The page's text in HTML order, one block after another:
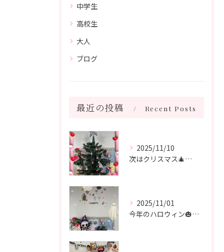
中学生
高校生
大人
ブログ
最近の投稿 Recent Posts
2025/11/10
次はクリスマス🎄🧑‍🎄🎄 飾り付けをしました♪
2025/11/01
今年のハロウィン🎃も終わり 次はクリスマス🎄